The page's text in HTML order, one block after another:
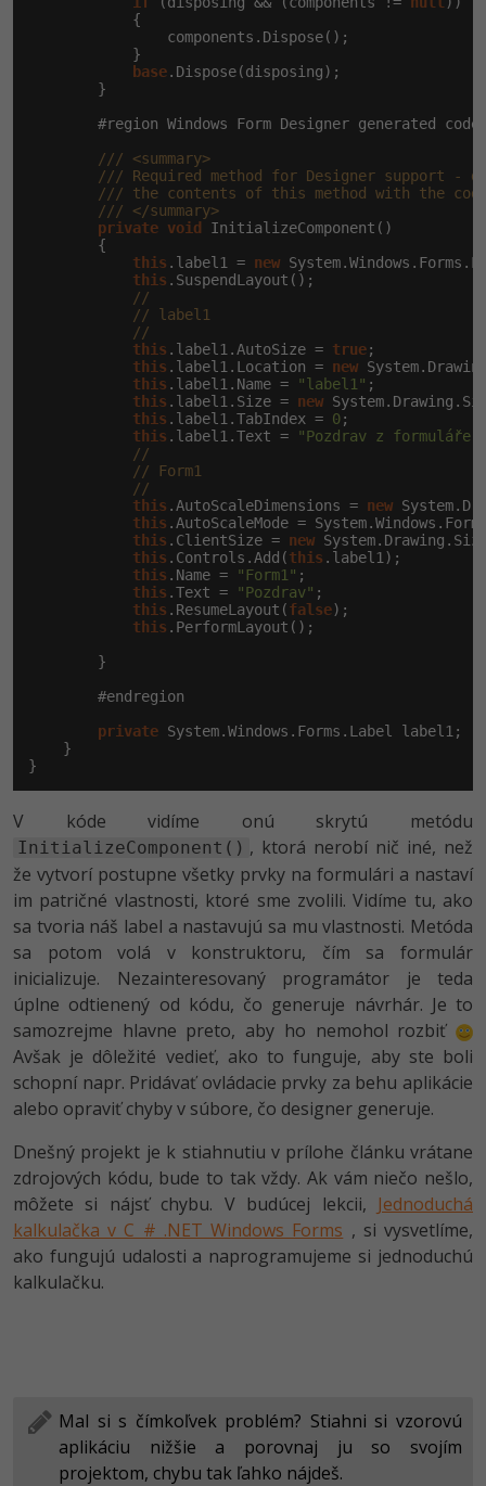
            {
                components.Dispose();
            }
base.Dispose(disposing);
        }
        #region Windows Form Designer generated code
/// <summary>
/// Required method for Designer support -
/// the contents of this method with the
/// </summary>
private void
InitializeComponent()
        {
this .label1 = new
this .SuspendLayout();
//
// label1
//
this .label1.AutoSize = true;
this .label1.Location = new
this .label1.Name = "label1" ;
this .label1.Size = new
this .label1.TabIndex = 0;
this .label1.Text = "Pozdrav z formuláře"
//
// Form1
//
this .AutoScaleDimensions = new
this .AutoScaleMode =
this .ClientSize = new
this .Controls.Add(this .label1);
this .Name = "Form1" ;
this .Text = "Pozdrav" ;
this .ResumeLayout(false);
this .PerformLayout();
        }
        #endregion
private System.Windows.Forms.Label label1;
    }
}
V kóde vidíme onú skrytú metódu
InitializeComponent() , ktorá nerobí nič iné, než
že vytvorí postupne všetky prvky na formulári a nastaví
im patričné vlastnosti, ktoré sme zvolili. Vidíme tu, ako
sa tvoria náš label a nastavujú sa mu vlastnosti. Metóda
sa potom volá v konstruktoru, čím sa formulár
inicializuje. Nezainteresovaný programátor je teda
úplne odtienený od kódu, čo generuje návrhár. Je to
samozrejme hlavne preto, aby ho nemohol rozbiť
Avšak je dôležité vedieť, ako to funguje, aby ste boli
schopní napr. Pridávať ovládacie prvky za behu aplikácie
alebo opraviť chyby v súbore, čo designer generuje.
Dnešný projekt je k stiahnutiu v prílohe článku vrátane
zdrojových kódu, bude to tak vždy. Ak vám niečo nešlo,
môžete si nájsť chybu. V budúcej lekcii, Jednoduchá
kalkulačka v C # .NET Windows Forms , si vysvetlíme,
ako fungujú udalosti a naprogramujeme si jednoduchú
kalkulačku.
Mal si s čímkoľvek problém? Stiahni si vzorovú
aplikáciu nižšie a porovnaj ju so svojím
projektom, chybu tak ľahko nájdeš.